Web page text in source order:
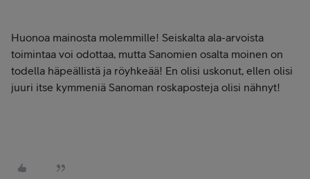
Huonoa mainosta molemmille! Seiskalta ala-arvoista
toimintaa voi odottaa, mutta Sanomien osalta moinen on
todella häpeällistä ja röyhkeää! En olisi uskonut, ellen olisi
juuri itse kymmeniä Sanoman roskaposteja olisi nähnyt!